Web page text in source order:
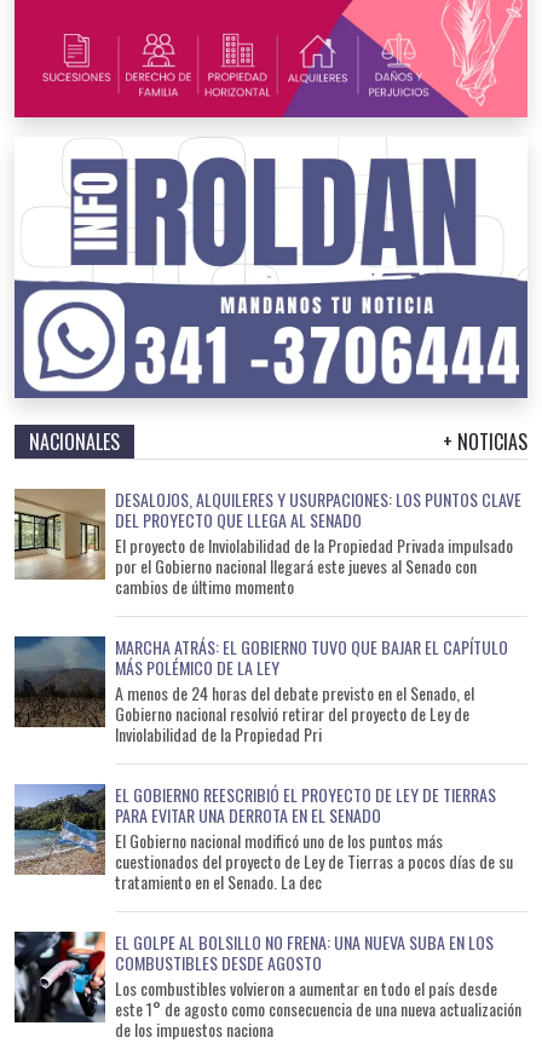
NACIONALES + NOTICIAS
DESALOJOS, ALQUILERES Y USURPACIONES: LOS PUNTOS CLAVE
DEL PROYECTO QUE LLEGA AL SENADO
El proyecto de Inviolabilidad de la Propiedad Privada impulsado
por el Gobierno nacional llegará este jueves al Senado con
cambios de último momento
MARCHA ATRÁS: EL GOBIERNO TUVO QUE BAJAR EL CAPÍTULO
MÁS POLÉMICO DE LA LEY
A menos de 24 horas del debate previsto en el Senado, el
Gobierno nacional resolvió retirar del proyecto de Ley de
Inviolabilidad de la Propiedad Pri
EL GOBIERNO REESCRIBIÓ EL PROYECTO DE LEY DE TIERRAS
PARA EVITAR UNA DERROTA EN EL SENADO
El Gobierno nacional modificó uno de los puntos más
cuestionados del proyecto de Ley de Tierras a pocos días de su
tratamiento en el Senado. La dec
EL GOLPE AL BOLSILLO NO FRENA: UNA NUEVA SUBA EN LOS
COMBUSTIBLES DESDE AGOSTO
Los combustibles volvieron a aumentar en todo el país desde
este 1° de agosto como consecuencia de una nueva actualización
de los impuestos naciona